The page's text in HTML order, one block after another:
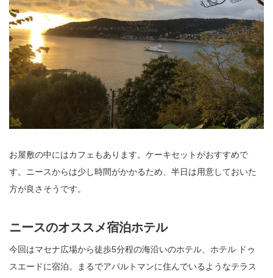
お屋敷の中にはカフェもあります。ケーキセットがおすすめで
す。ニースからは少し時間がかかるため、半日は用意しておいた
方が良さそうです。
ニースのオススメ宿泊ホテル
今回はマセナ広場から徒歩5分程の海沿いのホテル、ホテル ドゥ
スエードに宿泊。まるでアパルトマンに住んでいるようなテラス